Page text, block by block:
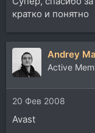
кратко и понятно
Andrey
Active
20 Фев 2008
Avast